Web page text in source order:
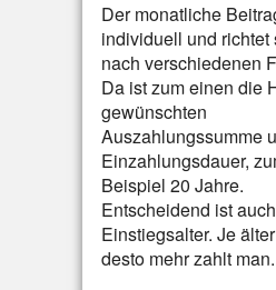
Der monatliche
individuell und richtet
nach verschiedenen
Da ist zum einen die
gewünschten
Auszahlungssumme
Einzahlungsdauer,
Beispiel 20 Jahre.
Entscheidend ist
Einstiegsalter. Je
desto mehr zahlt man.